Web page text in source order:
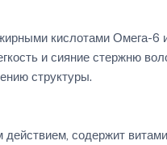
кислотами Омега-6
и сияние стержню
структуры.
содержит